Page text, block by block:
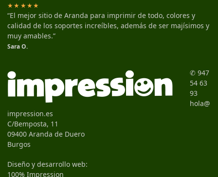
★★★★★
“El mejor sitio de Aranda para imprimir de todo, colores y
calidad de los soportes increíbles, además de ser majísimos y
muy amables.”
Sara O.
✆ 947
54 63
93
hola@
impression.es
C/Bemposta, 11
09400 Aranda de Duero
Burgos
Diseño y desarrollo web:
100% Impression